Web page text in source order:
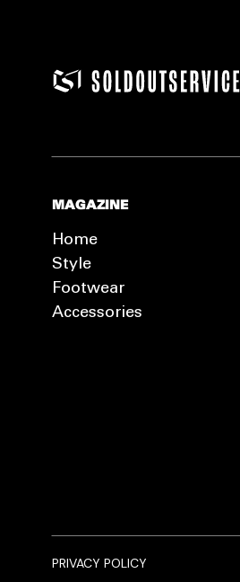
MAGAZINE
Home
Style
Footwear
Accessories
PRIVACY POLICY